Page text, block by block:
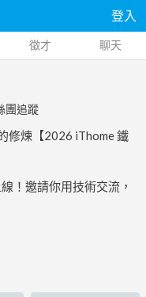
登入
徵才 聊天
團追蹤
修煉【2026 iThome 鐵
！邀請你用技術交流，